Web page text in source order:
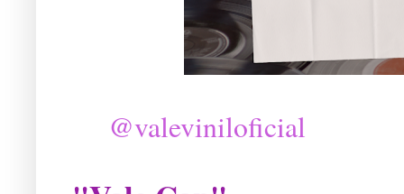
@valeviniloficial